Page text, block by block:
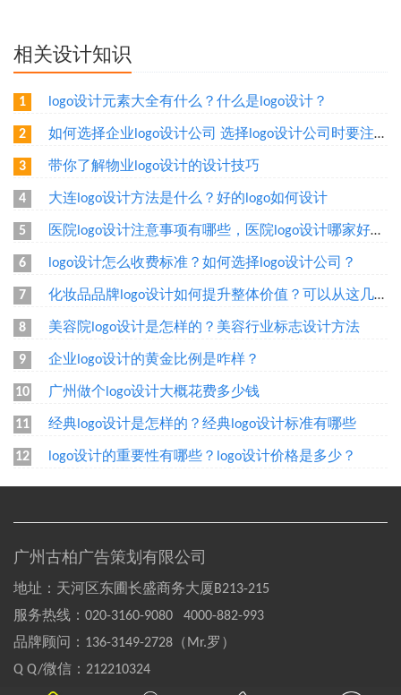
相关设计知识
1 logo设计元素大全有什么？什么是logo设计？
2 如何选择企业logo设计公司 选择logo设计公司时要注意什么
3 带你了解物业logo设计的设计技巧
4 大连logo设计方法是什么？好的logo如何设计
5 医院logo设计注意事项有哪些，医院logo设计哪家好呢？
6 logo设计怎么收费标准？如何选择logo设计公司？
7 化妆品品牌logo设计如何提升整体价值？可以从这几个方面设计
8 美容院logo设计是怎样的？美容行业标志设计方法
9 企业logo设计的黄金比例是咋样？
10 广州做个logo设计大概花费多少钱
11 经典logo设计是怎样的？经典logo设计标准有哪些
12 logo设计的重要性有哪些？logo设计价格是多少？
广州古柏广告策划有限公司
地址：天河区东圃长盛商务大厦B213-215
服务热线： 020-3160-9080 4000-882-993
品牌顾问： 136-3149-2728（Mr.罗）
Q Q/微信： 212210324